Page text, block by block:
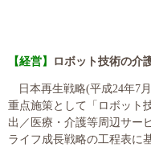
【経営】 ロボット技術の介
日本再生戦略(平成24年7
重点施策として「ロボット
出／医療・介護等周辺サー
ライフ成長戦略の工程表に